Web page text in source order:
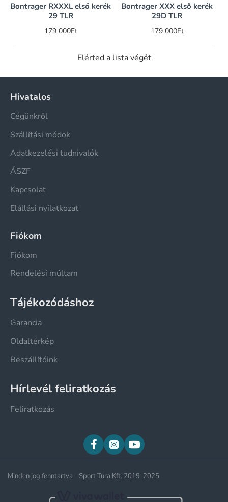
Bontrager RXXXL első kerék
29 TLR
179 000Ft
Bontrager XXX első kerék
29D TLR
179 000Ft
Elérted a lista végét
Hivatalos
Cégünkről
Szállítási módok
Adatkezelési tudnivalók
ÁSZF
Kapcsolat
Elállási nyilatkozat
Fiókom
Fiókom
Rendelési múltam
Tájékozódáshoz
Garancia
Oldaltérkép
Beszállítóink
Hírlevél feliratkozás
Feliratkozás
Minden jog fenntartva - Sport Túra Kft. 2019-2025